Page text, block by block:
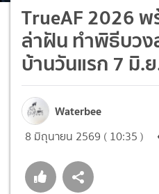
TrueAF 2026
ล่าฝัน ทำพิธีบวง
บ้านวันแรก 7 มิ.
Waterbee
8 มิถุนายน 2569 ( 10:35 )